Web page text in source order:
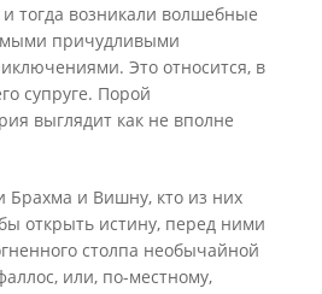
тогда возникали волшебные
причудливыми
Это относится, в
супруге. Порой
выглядит как не вполне
и Вишну, кто из них
открыть истину, перед ними
столпа необычайной
или, по-местному,